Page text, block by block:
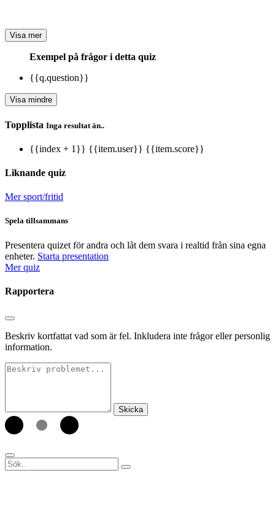
Visa mer
Exempel på frågor i detta quiz
{{q.question}}
Visa mindre
Topplista Inga resultat än..
{{index + 1}} {{item.user}} {{item.score}}
Liknande quiz
Mer sport/fritid
Spela tillsammans
Presentera quizet för andra och låt dem svara i realtid från sina egna
enheter. Starta presentation
Mer quiz
Rapportera
Beskriv kortfattat vad som är fel. Inkludera inte frågor eller personlig
information.
Skicka